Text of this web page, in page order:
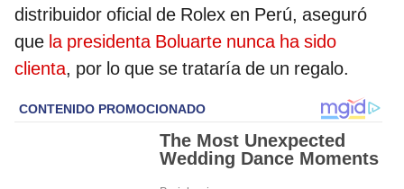
distribuidor oficial de Rolex en Perú, aseguró
que la presidenta Boluarte nunca ha sido
clienta, por lo que se trataría de un regalo.